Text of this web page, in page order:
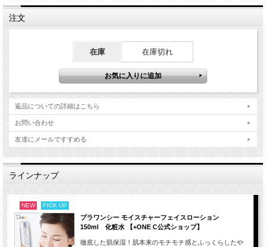
注文
在庫 在庫切れ
返品についての詳細はこちら
お問い合わせ
友達にメールですすめる
ラインナップ
NEW PICK UP
プラワンシー モイスチャーフェイスローション
150ml 化粧水 【+ONE C公式ショップ】
徹底した肌保湿！肌本来のモチモチ感とふっくらしたや